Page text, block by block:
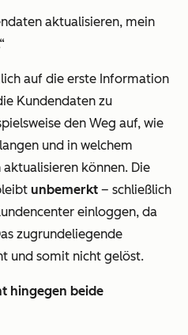
aktualisieren, mein
auf die erste Information
Kundendaten zu
den Weg auf, wie
und in welchem
können. Die
unbemerkt – schließlich
einloggen, da
zugrundeliegende
und somit nicht gelöst.
hingegen beide